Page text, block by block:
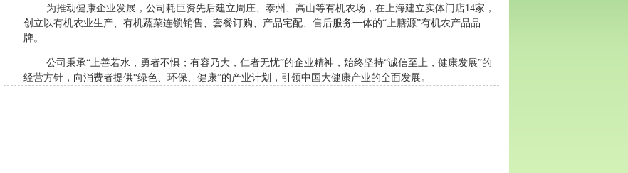
为推动健康企业发展，公司耗巨资先后建立周庄、泰州、高山等有机农场，在上海建立实体门店14家，
创立以有机农业生产、有机蔬菜连锁销售、套餐订购、产品宅配、售后服务一体的“上膳源”有机农产品品
牌。
公司秉承“上善若水，勇者不惧；有容乃大，仁者无忧”的企业精神，始终坚持“诚信至上，健康发展”的
经营方针，向消费者提供“绿色、环保、健康”的产业计划，引领中国大健康产业的全面发展。